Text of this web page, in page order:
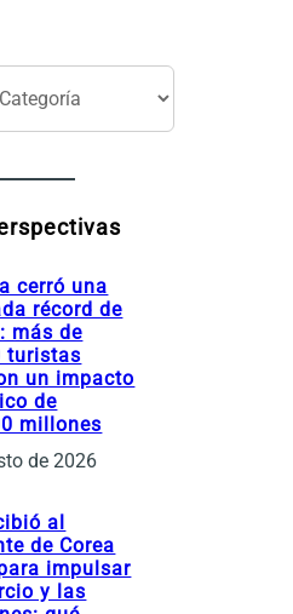
cerró una
récord de
más de
turistas
un impacto
de
millones
de 2026
al
de Corea
impulsar
y las